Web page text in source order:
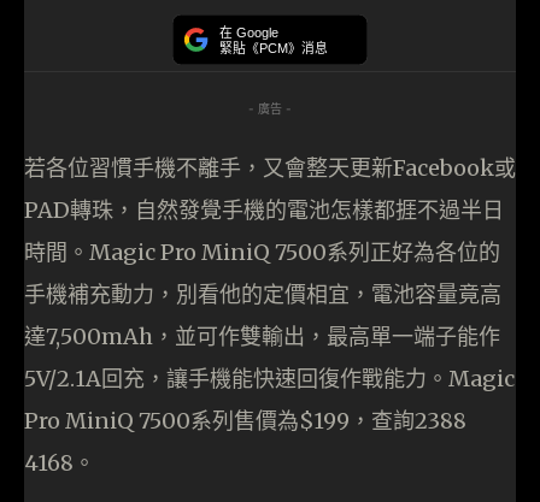
在 Google
緊貼《PCM》消息
- 廣告 -
若各位習慣手機不離手，又會整天更新Facebook或
PAD轉珠，自然發覺手機的電池怎樣都捱不過半日
時間。Magic Pro MiniQ 7500系列正好為各位的
手機補充動力，別看他的定價相宜，電池容量竟高
達7,500mAh，並可作雙輸出，最高單一端子能作
5V/2.1A回充，讓手機能快速回復作戰能力。Magic
Pro MiniQ 7500系列售價為$199，查詢2388
4168。